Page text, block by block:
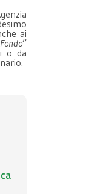
ai
Fondo”
o da